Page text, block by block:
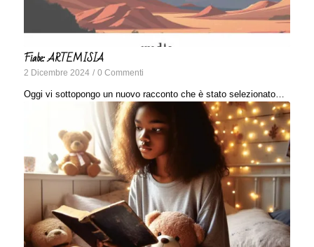
Fiabe: ARTEMISIA
2 Dicembre 2024 / 0 Commenti
Oggi vi sottopongo un nuovo racconto che è stato selezionato…